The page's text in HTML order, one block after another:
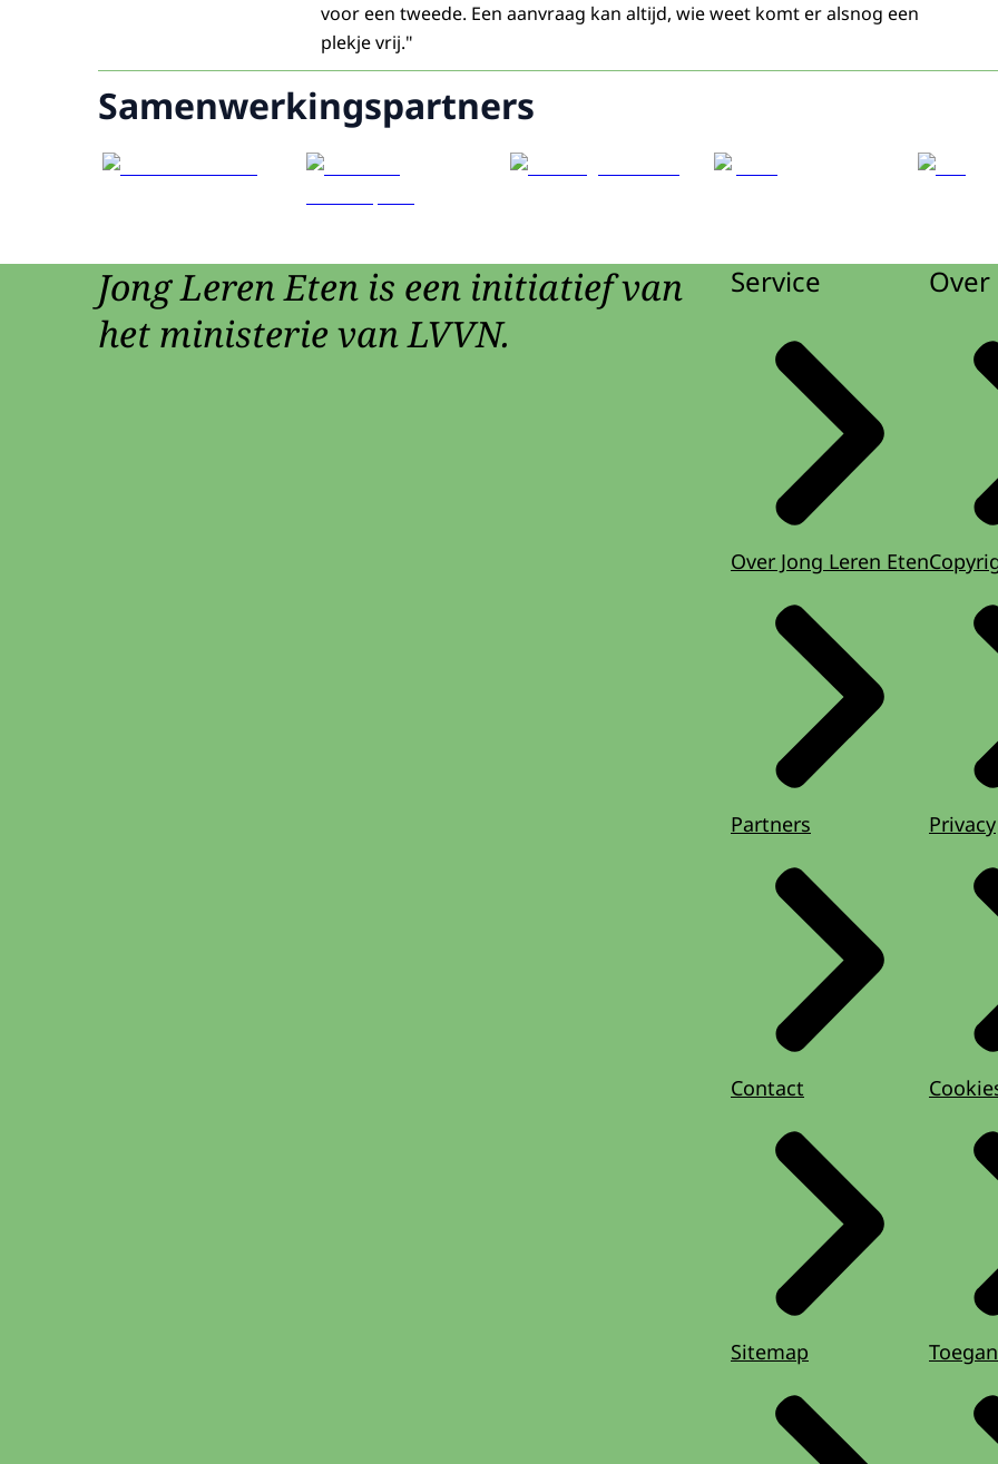
voor een tweede. Een aanvraag kan altijd, wie weet komt er alsnog een
plekje vrij."
Samenwerkingspartners
Jong Leren Eten is een initiatief van
het ministerie van LVVN.
Service
Over Jong Leren Eten
Partners
Contact
Sitemap
Privacy